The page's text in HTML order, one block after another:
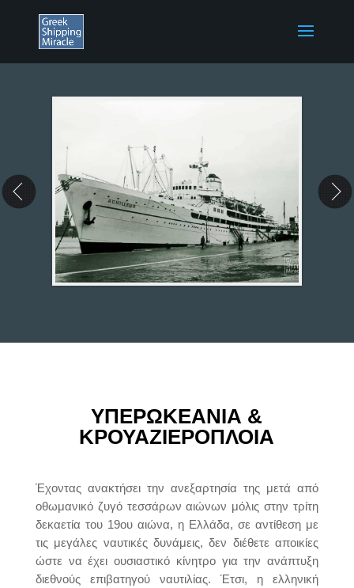
ΥΠΕΡΩΚΕΑΝΙΑ &
ΚΡΟΥΑΖΙΕΡΟΠΛΟΙΑ
Έχοντας ανακτήσει την ανεξαρτησία της μετά από
οθωμανικό ζυγό τεσσάρων αιώνων μόλις στην τρίτη
δεκαετία του 19ου αιώνα, η Ελλάδα, σε αντίθεση με
τις μεγάλες ναυτικές δυνάμεις, δεν διέθετε αποικίες
ώστε να έχει ουσιαστικό κίνητρο για την ανάπτυξη
διεθνούς επιβατηγού ναυτιλίας. Έτσι, η ελληνική